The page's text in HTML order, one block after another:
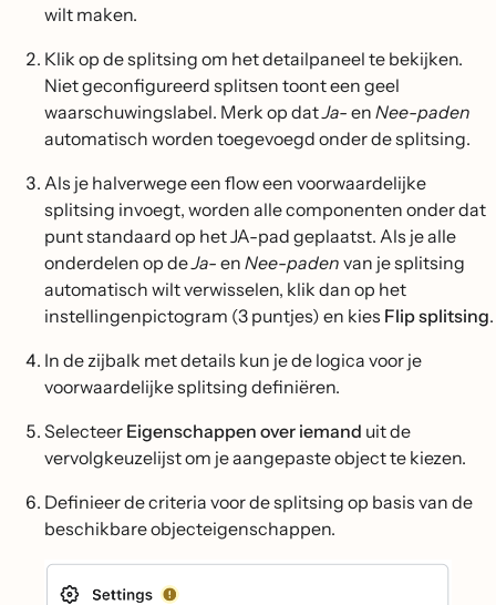
wilt maken.
Klik op de splitsing om het detailpaneel te bekijken.
Niet geconfigureerd splitsen toont een geel
waarschuwingslabel. Merk op datJa- en Nee-paden
automatisch worden toegevoegd onder de splitsing.
Als je halverwege een flow een voorwaardelijke
splitsing invoegt, worden alle componenten onder dat
punt standaard op het JA-pad geplaatst. Als je alle
onderdelen op deJa- en Nee-paden van je splitsing
automatisch wilt verwisselen, klik dan op het
instellingenpictogram (3 puntjes) en kies Flip splitsing.
In de zijbalk met details kun je de logica voor je
voorwaardelijke splitsing definiëren.
Selecteer Eigenschappen over iemand uit de
vervolgkeuzelijst om je aangepaste object te kiezen.
Definieer de criteria voor de splitsing op basis van de
beschikbare objecteigenschappen.